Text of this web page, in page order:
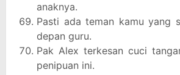
anaknya.
Pasti ada teman kamu yang
depan guru.
Pak Alex terkesan cuci
penipuan ini.